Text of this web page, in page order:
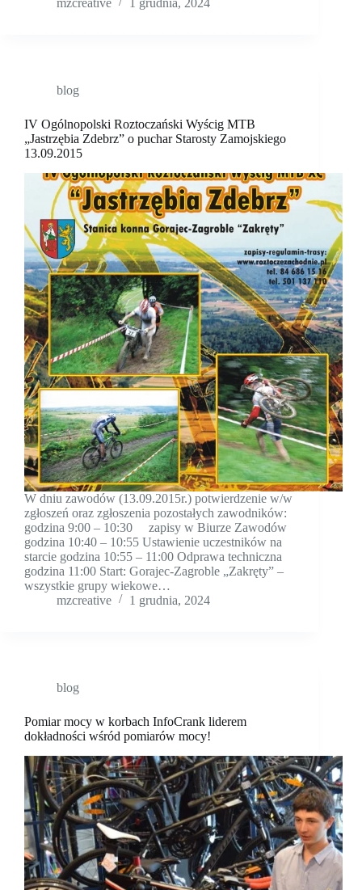
mzcreative 1 grudnia, 2024
blog
IV Ogólnopolski Roztoczański Wyścig MTB
„Jastrzębia Zdebrz” o puchar Starosty Zamojskiego
13.09.2015
W dniu zawodów (13.09.2015r.) potwierdzenie w/w
zgłoszeń oraz zgłoszenia pozostałych zawodników:
godzina 9:00 – 10:30 zapisy w Biurze Zawodów
godzina 10:40 – 10:55 Ustawienie uczestników na
starcie godzina 10:55 – 11:00 Odprawa techniczna
godzina 11:00 Start: Gorajec-Zagroble „Zakręty” –
wszystkie grupy wiekowe…
mzcreative
1 grudnia, 2024
blog
Pomiar mocy w korbach InfoCrank liderem
dokładności wśród pomiarów mocy!